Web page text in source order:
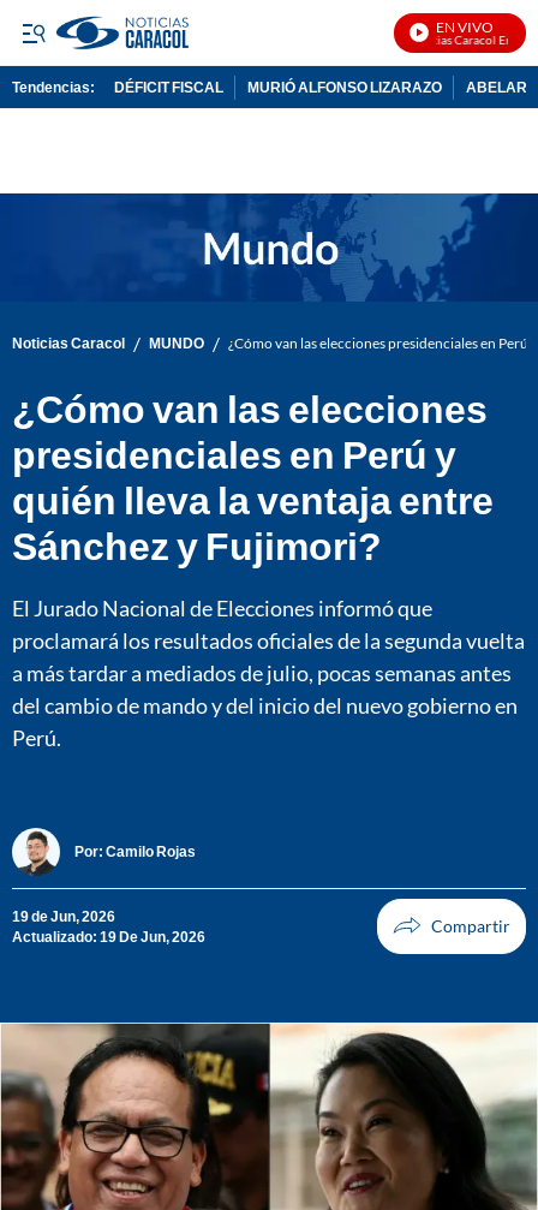
EN VIVO
Noticias Caracol En Vivo
Tendencias: DÉFICIT FISCAL MURIÓ ALFONSO LIZARAZO
Noticias Caracol / MUNDO / ¿Cómo van las elecciones presidenciales en
¿Cómo van las elecciones
presidenciales en Perú y
quién lleva la ventaja entre
Sánchez y Fujimori?
El Jurado Nacional de Elecciones informó que
proclamará los resultados oficiales de la segunda vuelta
a más tardar a mediados de julio, pocas semanas antes
del cambio de mando y del inicio del nuevo gobierno en
Perú.
Por: Camilo Rojas
19 de Jun, 2026
Actualizado: 19 De Jun, 2026